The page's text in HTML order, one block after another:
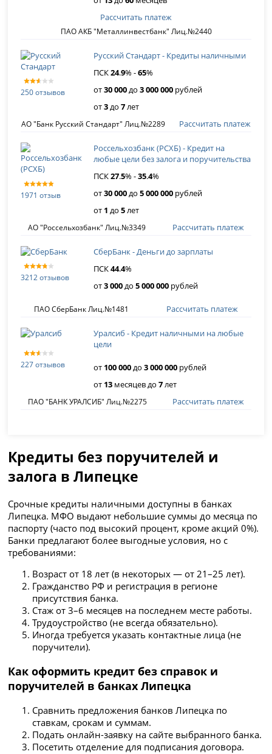
ПАО АКБ "Металлинвестбанк" Лиц.№2440
Рассчитать платеж
250 отзывов
Русский Стандарт - Кредиты наличными
ПСК24.9% -65%
от30 000до3 000 000 рублей
от3до7лет
АО "Банк Русский Стандарт" Лиц.№2289 Рассчитать платеж
1971 отзыв
Россельхозбанк (РСХБ) - Кредит на
любые цели без залога и поручительства
ПСК27.5% -35.4%
от30 000до5 000 000 рублей
от 1 до5лет
АО "Россельхозбанк" Лиц.№3349 Рассчитать платеж
3212 отзывов
СберБанк - Деньги до зарплаты
ПСК44.4%
от3 000до5 000 000 рублей
ПАО СберБанк Лиц.№1481 Рассчитать платеж
227 отзывов
Уралсиб - Кредит наличными на любые
цели
от 100 000до3 000 000 рублей
от 13 месяцев до7лет
ПАО "БАНК УРАЛСИБ" Лиц.№2275 Рассчитать платеж
Кредиты без поручителей и
залога в Липецке
Срочные кредиты наличными доступны в банках
Липецка. МФО выдают небольшие суммы до месяца по
паспорту (часто под высокий процент, кроме акций 0%).
Банки предлагают более выгодные условия, но с
требованиями:
Возраст от 18 лет (в некоторых — от 21–25 лет).
Гражданство РФ и регистрация в регионе
присутствия банка.
Стаж от 3–6 месяцев на последнем месте работы.
Трудоустройство (не всегда обязательно).
Иногда требуется указать контактные лица (не
поручители).
Как оформить кредит без справок и
поручителей в банках Липецка
Сравнить предложения банков Липецка по
ставкам, срокам и суммам.
Подать онлайн-заявку на сайте выбранного банка.
Посетить отделение для подписания договора.